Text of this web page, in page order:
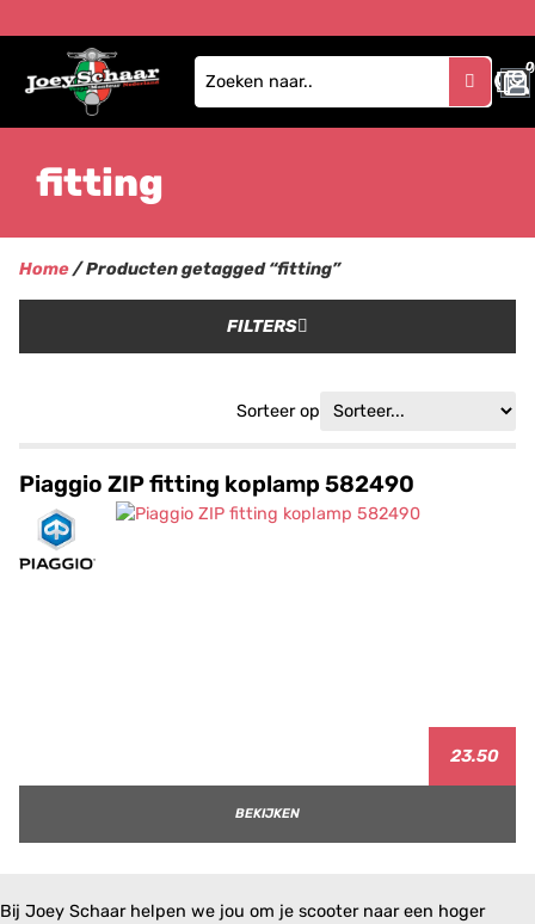
0
0
fitting
Home/ Producten getagged “fitting”
FILTERS
Sorteer op
Piaggio ZIP fitting koplamp 582490
23.50
BEKIJKEN
Bij Joey Schaar helpen we jou om je scooter naar een hoger